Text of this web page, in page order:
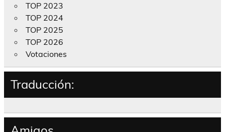
TOP 2023
TOP 2024
TOP 2025
TOP 2026
Votaciones
Traducción: